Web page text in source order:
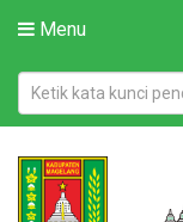
Menu